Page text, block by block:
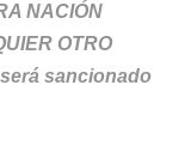
NACIÓN
OTRO
será sancionado